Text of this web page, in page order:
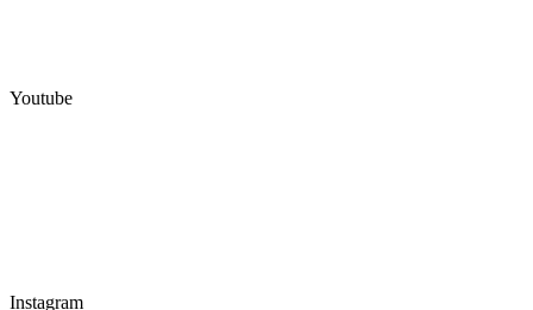
Youtube
Instagram